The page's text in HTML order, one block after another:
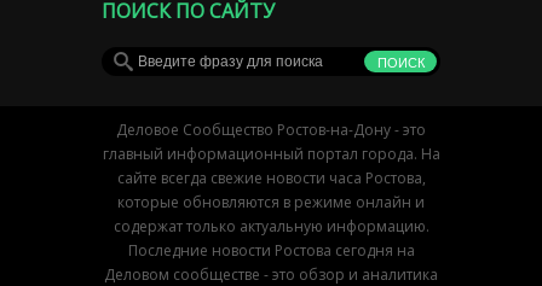
ПОИСК ПО САЙТУ
Деловое Сообщество Ростов-на-Дону - это
главный информационный портал города. На
сайте всегда свежие новости часа Ростова,
которые обновляются в режиме онлайн и
содержат только актуальную информацию.
Последние новости Ростова сегодня на
Деловом сообществе - это обзор и аналитика